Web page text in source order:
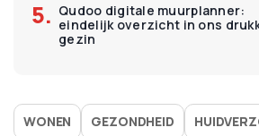
Qudoo digitale muurplanner:
eindelijk overzicht in ons
gezin
WONEN GEZONDHEID